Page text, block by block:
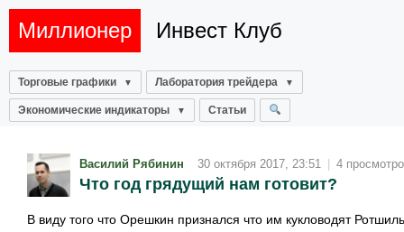
Миллионер Инвест Клуб
Торговые графики Лаборатория трейдера
Экономические индикаторы Статьи
Василий Рябинин 30 октября 2017, 23:51 | 4
Что год грядущий нам готовит?
В виду того что Орешкин признался что им кукловодят